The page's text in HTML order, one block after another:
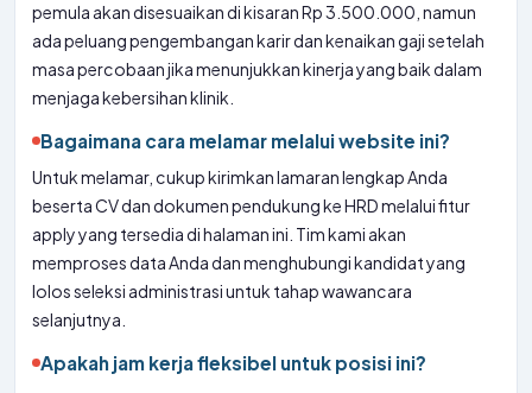
pemula akan disesuaikan di kisaran Rp 3.500.000, namun
ada peluang pengembangan karir dan kenaikan gaji setelah
masa percobaan jika menunjukkan kinerja yang baik dalam
menjaga kebersihan klinik.
Bagaimana cara melamar melalui website ini?
Untuk melamar, cukup kirimkan lamaran lengkap Anda
beserta CV dan dokumen pendukung ke HRD melalui fitur
apply yang tersedia di halaman ini. Tim kami akan
memproses data Anda dan menghubungi kandidat yang
lolos seleksi administrasi untuk tahap wawancara
selanjutnya.
Apakah jam kerja fleksibel untuk posisi ini?